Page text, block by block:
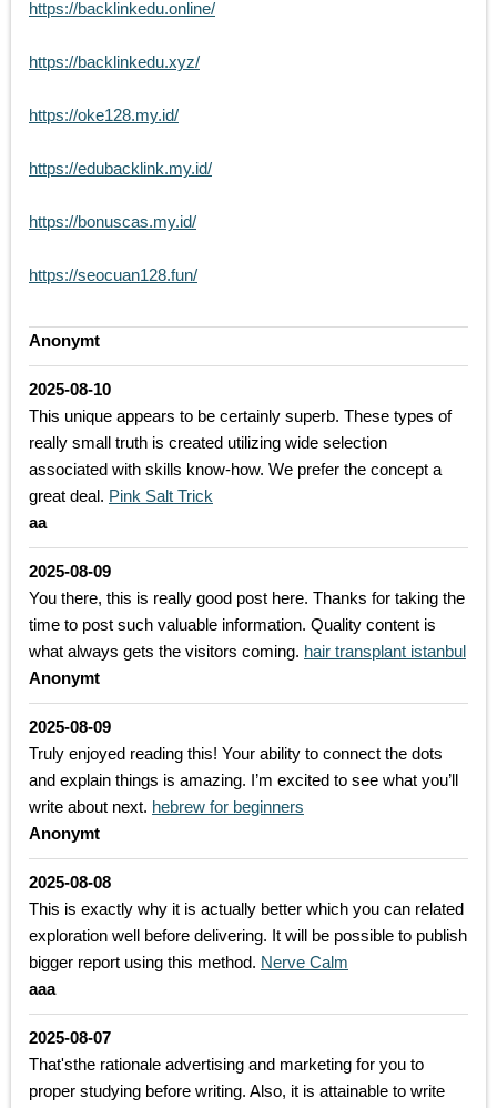
https://backlinkedu.online/
https://backlinkedu.xyz/
https://oke128.my.id/
https://edubacklink.my.id/
https://bonuscas.my.id/
https://seocuan128.fun/
Anonymt
2025-08-10
This unique appears to be certainly superb. These types of
really small truth is created utilizing wide selection
associated with skills know-how. We prefer the concept a
great deal. Pink Salt Trick
aa
2025-08-09
You there, this is really good post here. Thanks for taking the
time to post such valuable information. Quality content is
what always gets the visitors coming. hair transplant istanbul
Anonymt
2025-08-09
Truly enjoyed reading this! Your ability to connect the dots
and explain things is amazing. I’m excited to see what you’ll
write about next. hebrew for beginners
Anonymt
2025-08-08
This is exactly why it is actually better which you can related
exploration well before delivering. It will be possible to publish
bigger report using this method. Nerve Calm
aaa
2025-08-07
That'sthe rationale advertising and marketing for you to
proper studying before writing. Also, it is attainable to write